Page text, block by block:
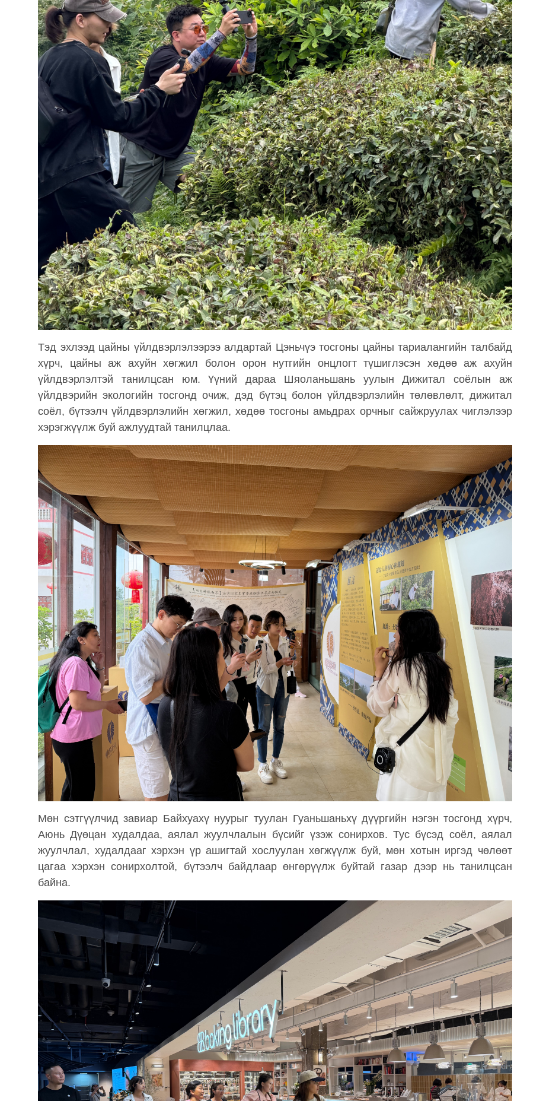
Тэд эхлээд цайны үйлдвэрлэлээрээ алдартай Цэньчүэ тосгоны цайны тариалангийн талбайд
хүрч, цайны аж ахуйн хөгжил болон орон нутгийн онцлогт түшиглэсэн хөдөө аж ахуйн
үйлдвэрлэлтэй танилцсан юм. Үүний дараа Шяоланьшань уулын Дижитал соёлын аж
үйлдвэрийн экологийн тосгонд очиж, дэд бүтэц болон үйлдвэрлэлийн төлөвлөлт, дижитал
соёл, бүтээлч үйлдвэрлэлийн хөгжил, хөдөө тосгоны амьдрах орчныг сайжруулах чиглэлээр
хэрэгжүүлж буй ажлуудтай танилцлаа.
Мөн сэтгүүлчид завиар Байхуахү нуурыг туулан Гуаньшаньхү дүүргийн нэгэн тосгонд хүрч,
Аюнь Дүөцан худалдаа, аялал жуулчлалын бүсийг үзэж сонирхов. Тус бүсэд соёл, аялал
жуулчлал, худалдааг хэрхэн үр ашигтай хослуулан хөгжүүлж буй, мөн хотын иргэд чөлөөт
цагаа хэрхэн сонирхолтой, бүтээлч байдлаар өнгөрүүлж буйтай газар дээр нь танилцсан
байна.